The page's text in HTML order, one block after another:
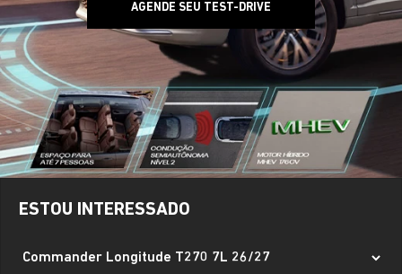
ESTOU INTERESSADO
AGENDE SEU TEST-DRIVE